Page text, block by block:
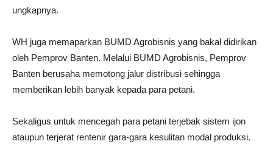
ungkapnya.
WH juga memaparkan BUMD Agrobisnis yang bakal didirikan
oleh Pemprov Banten. Melalui BUMD Agrobisnis, Pemprov
Banten berusaha memotong jalur distribusi sehingga
memberikan lebih banyak kepada para petani.
Sekaligus untuk mencegah para petani terjebak sistem ijon
ataupun terjerat rentenir gara-gara kesulitan modal produksi.